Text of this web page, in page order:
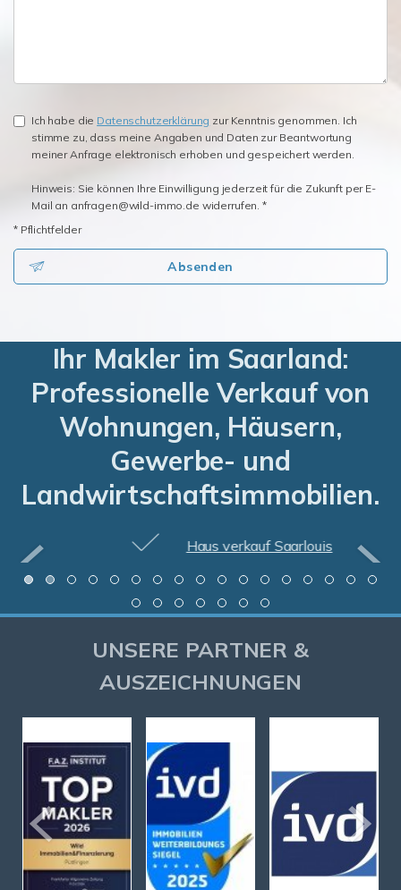
Ich habe die Datenschutzerklärung zur Kenntnis genommen. Ich
stimme zu, dass meine Angaben und Daten zur Beantwortung
meiner Anfrage elektronisch erhoben und gespeichert werden.
Hinweis: Sie können Ihre Einwilligung jederzeit für die Zukunft per E-
Mail an anfragen@wild-immo.de widerrufen. *
* Pflichtfelder
Absenden
Ihr Makler im Saarland:
Professionelle Verkauf von
Wohnungen, Häusern,
Gewerbe- und
Landwirtschaftsimmobilien.
Haus verkauf Saarlouis
UNSERE PARTNER &
AUSZEICHNUNGEN